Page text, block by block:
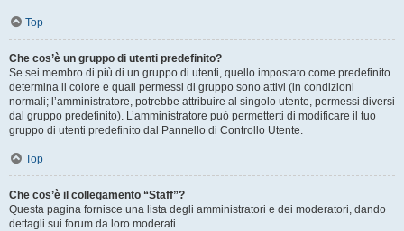
Top
Che cos’è un gruppo di utenti predefinito?
Se sei membro di più di un gruppo di utenti, quello impostato come predefinito
determina il colore e quali permessi di gruppo sono attivi (in condizioni
normali; l’amministratore, potrebbe attribuire al singolo utente, permessi diversi
dal gruppo predefinito). L’amministratore può permetterti di modificare il tuo
gruppo di utenti predefinito dal Pannello di Controllo Utente.
Top
Che cos’è il collegamento “Staff”?
Questa pagina fornisce una lista degli amministratori e dei moderatori, dando
dettagli sui forum da loro moderati.